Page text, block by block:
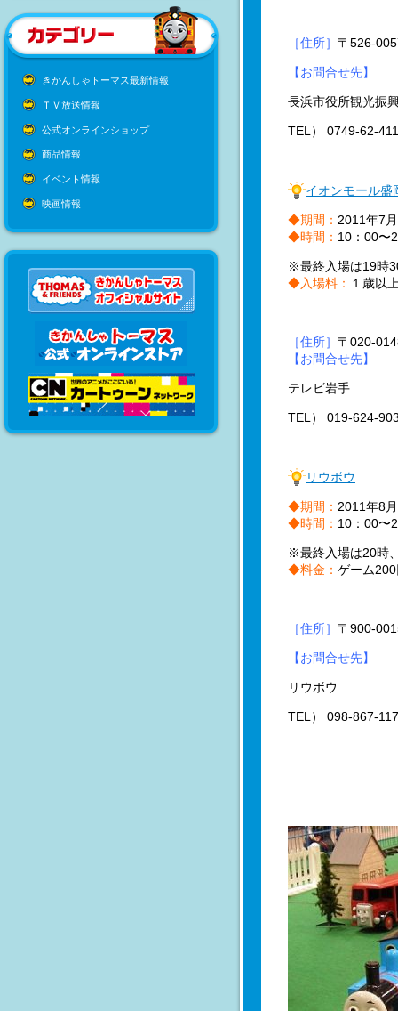
きかんしゃトーマス最新情報
ＴＶ放送情報
公式オンラインショップ
商品情報
イベント情報
映画情報
［住所］ 〒526-
【お問合せ先】
長浜市役所観光振
TEL） 0749-62-
イオンモール盛
◆期間： 2011年7
◆時間： 10：00〜
※最終入場は19時
◆入場料： １歳以
［住所］ 〒020-
【お問合せ先】
テレビ岩手
TEL） 019-624-
リウボウ
◆期間： 2011年8
◆時間： 10：00〜
※最終入場は20時
◆料金： ゲーム
［住所］ 〒900-
【お問合せ先】
リウボウ
TEL） 098-867-